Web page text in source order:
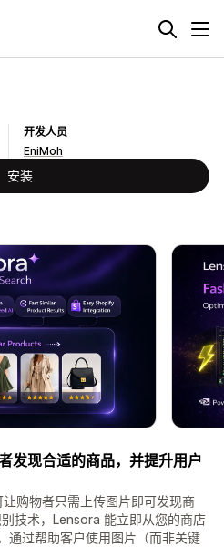
开发人员
EniMoh
安装
发现合适的商品，并提升用户
购物者只需上传图片即可发现商
技术，Lensora 能立即从您的商店
通过帮助客户使用图片（而非关键